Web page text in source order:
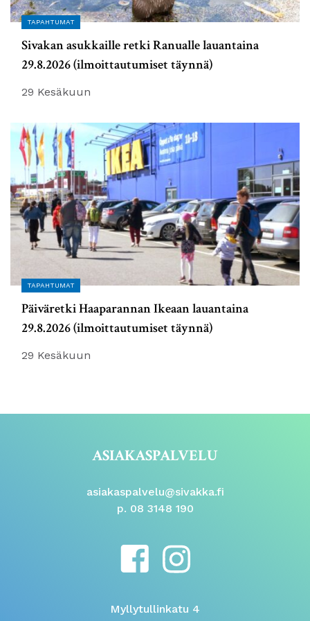
TAPAHTUMAT
Sivakan asukkaille retki Ranualle lauantaina
29.8.2026 (ilmoittautumiset täynnä)
29 Kesäkuun
TAPAHTUMAT
Päiväretki Haaparannan Ikeaan lauantaina
29.8.2026 (ilmoittautumiset täynnä)
29 Kesäkuun
ASIAKASPALVELU
asiakaspalvelu@sivakka.fi
p. 08 3148 190
Myllytullinkatu 4